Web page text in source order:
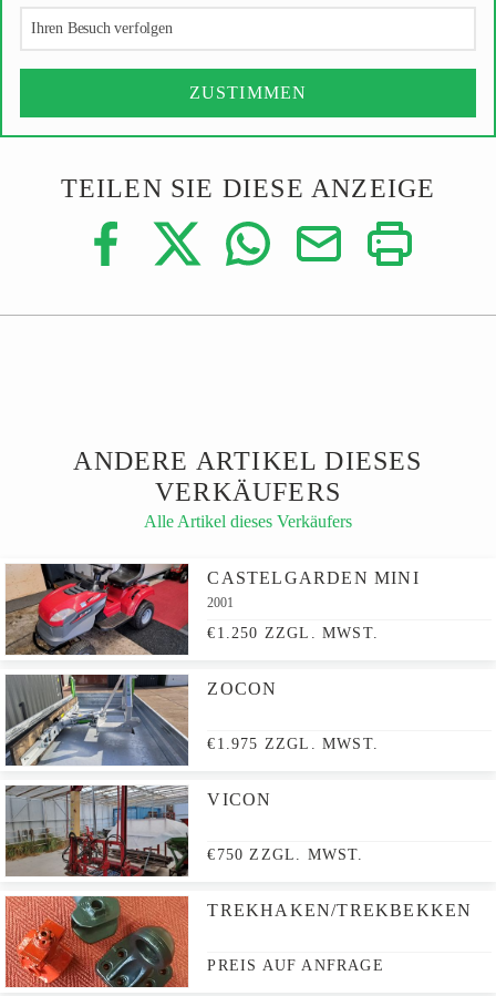
Ihren Besuch verfolgen
ZUSTIMMEN
TEILEN SIE DIESE ANZEIGE
ANDERE ARTIKEL DIESES
VERKÄUFERS
Alle Artikel dieses Verkäufers
CASTELGARDEN MINI
2001
€1.250 ZZGL. MWST.
ZOCON
€1.975 ZZGL. MWST.
VICON
€750 ZZGL. MWST.
TREKHAKEN/TREKBEKKEN
PREIS AUF ANFRAGE